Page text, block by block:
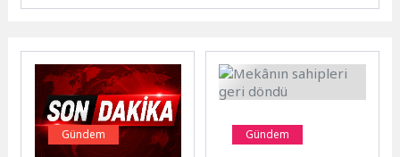
Gündem Gündem